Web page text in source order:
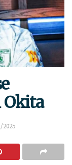
Okita
2025